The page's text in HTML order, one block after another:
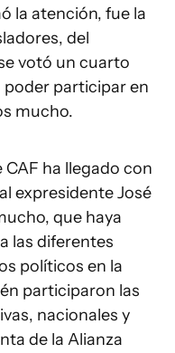
la atención, fue la
del
votó un cuarto
poder participar en
mucho.
ha llegado con
expresidente José
que haya
las diferentes
políticos en la
participaron las
nacionales y
de la Alianza